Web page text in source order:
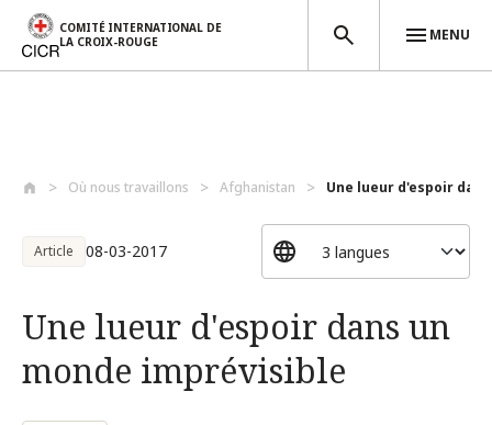
COMITÉ INTERNATIONAL DE
LA CROIX-ROUGE
MENU
Où nous travaillons Afghanistan Une lueur d'espoir
Article 08-03-2017
Une lueur d'espoir dans un
monde imprévisible